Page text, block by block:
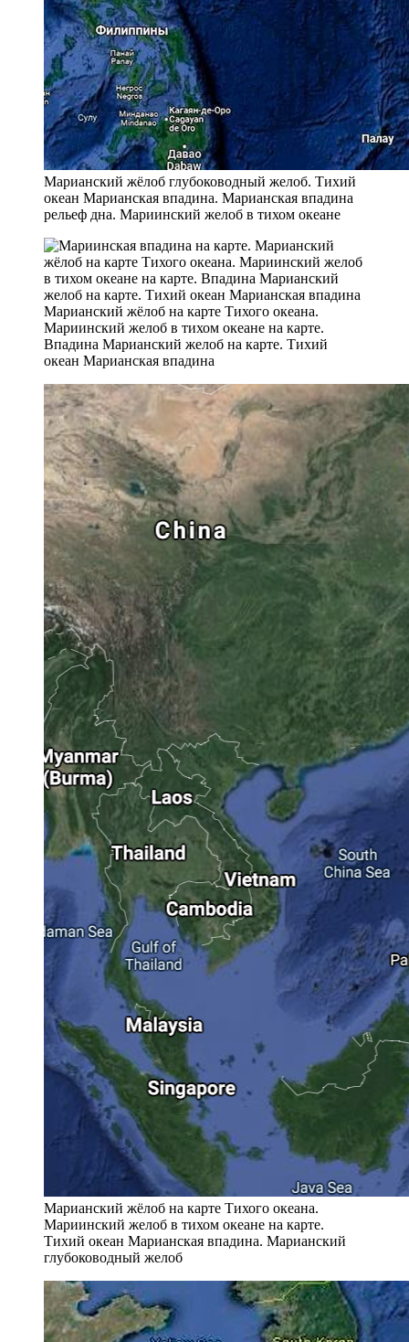
Марианский жёлоб глубоководный желоб. Тихий
океан Марианская впадина. Марианская впадина
рельеф дна. Мариинский желоб в тихом океане
Марианский жёлоб на карте Тихого океана.
Мариинский желоб в тихом океане на карте.
Впадина Марианский желоб на карте. Тихий
океан Марианская впадина
Марианский жёлоб на карте Тихого океана.
Мариинский желоб в тихом океане на карте.
Тихий океан Марианская впадина. Марианский
глубоководный желоб